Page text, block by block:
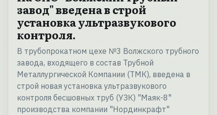
завод" введена в строй
установка ультразвукового
контроля.
В трубопрокатном цехе №3 Волжского трубного
завода, входящего в состав Трубной
Металлургической Компании (ТМК), введена в
строй новая установка ультразвукового
контроля бесшовных труб (УЗК) "Маяк-8"
производства компании "Нординкрафт"